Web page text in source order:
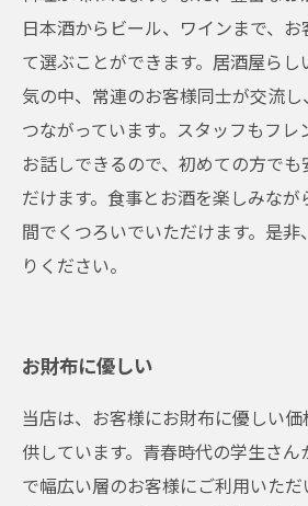
日本酒からビール、ワインまで、
て選ぶことができます。居酒屋ら
気の中、常連のお客様同士が交流
つながっています。スタッフもフレ
お話しできるので、初めての方で
だけます。食事とお酒を楽しみな
間でくつろいでいただけます。是
りください。
お財布に優しい
当店は、お客様にお財布に優しい
供しています。青春時代の学生さ
で幅広い層のお客様にご利用いた